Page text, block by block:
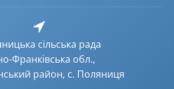
сільська рада
Франківська обл.,
район, с. Поляниця